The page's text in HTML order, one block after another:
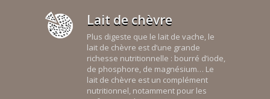
Lait de chèvre
Plus digeste que le lait de vache, le
lait de chèvre est d’une grande
richesse nutritionnelle : bourré d’iode,
de phosphore, de magnésium… Le
lait de chèvre est un complément
nutritionnel, notamment pour les